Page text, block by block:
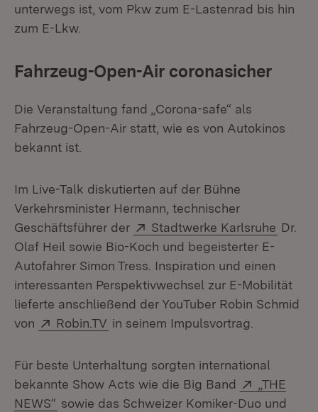
unterwegs ist, vom Pkw zum E-Lastenrad bis hin
zum E-Lkw.
Fahrzeug-Open-Air coronasicher
Die Veranstaltung fand „Corona-safe“ als
Fahrzeug-Open-Air statt, wie es von Autokinos
bekannt ist.
Im Live-Talk diskutierten auf der Bühne
Verkehrsminister Hermann, technischer
Geschäftsführer der
Extern:
Stadtwerke Karlsruhe Dr.
Olaf Heil sowie Bio-Koch und begeisterter E-
Autofahrer Simon Tress. Inspiration und einen
interessanten Perspektivwechsel zur E-Mobilität
lieferte anschließend der YouTuber Robin Schmid
von
Extern:
Robin.TV (Öffnet in neuem Fenster)
in seinem Impulsvortrag.
Für beste Unterhaltung sorgten international
bekannte Show Acts wie die Big Band
Extern:
„THE
NEWS“ (Öffnet in neuem Fenster)
sowie das Schweizer Komiker-Duo und